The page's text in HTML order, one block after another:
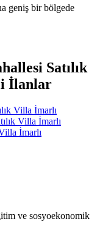
geniş bir bölgede
Satılık
İlanlar
Villa İmarlı
Villa İmarlı
İmarlı
ve sosyoekonomik